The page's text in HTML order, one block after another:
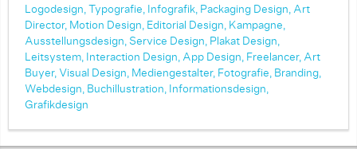
Logodesign,
Typografie, Infografik, Packaging Design, Art
Director, Motion Design, Editorial Design, Kampagne,
Ausstellungsdesign, Service Design, Plakat Design,
Leitsystem, Interaction Design, App Design, Freelancer, Art
Buyer, Visual Design, Mediengestalter, Fotografie, Branding,
Webdesign, Buchillustration, Informationsdesign,
Grafikdesign